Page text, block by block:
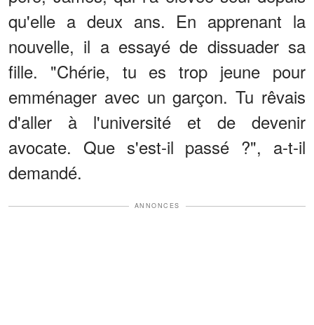
qu'elle a deux ans. En apprenant la
nouvelle, il a essayé de dissuader sa
fille. "Chérie, tu es trop jeune pour
emménager avec un garçon. Tu rêvais
d'aller à l'université et de devenir
avocate. Que s'est-il passé ?", a-t-il
demandé.
ANNONCES